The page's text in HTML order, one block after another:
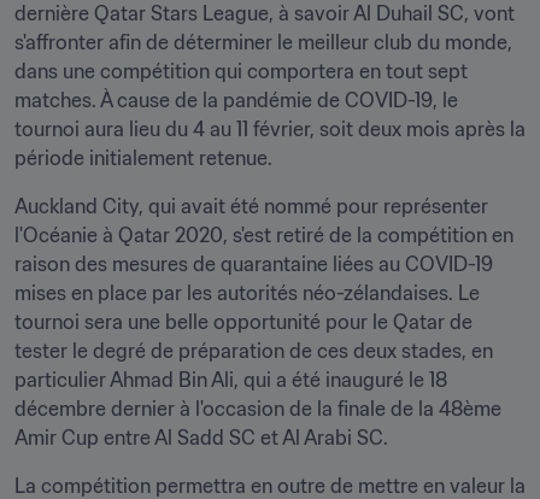
dernière Qatar Stars League, à savoir Al Duhail SC, vont
s'affronter afin de déterminer le meilleur club du monde,
dans une compétition qui comportera en tout sept
matches. À cause de la pandémie de COVID-19, le
tournoi aura lieu du 4 au 11 février, soit deux mois après la
période initialement retenue.
Auckland City, qui avait été nommé pour représenter
l'Océanie à Qatar 2020, s'est retiré de la compétition en
raison des mesures de quarantaine liées au COVID-19
mises en place par les autorités néo-zélandaises. Le
tournoi sera une belle opportunité pour le Qatar de
tester le degré de préparation de ces deux stades, en
particulier Ahmad Bin Ali, qui a été inauguré le 18
décembre dernier à l'occasion de la finale de la 48ème
Amir Cup entre Al Sadd SC et Al Arabi SC.
La compétition permettra en outre de mettre en valeur la